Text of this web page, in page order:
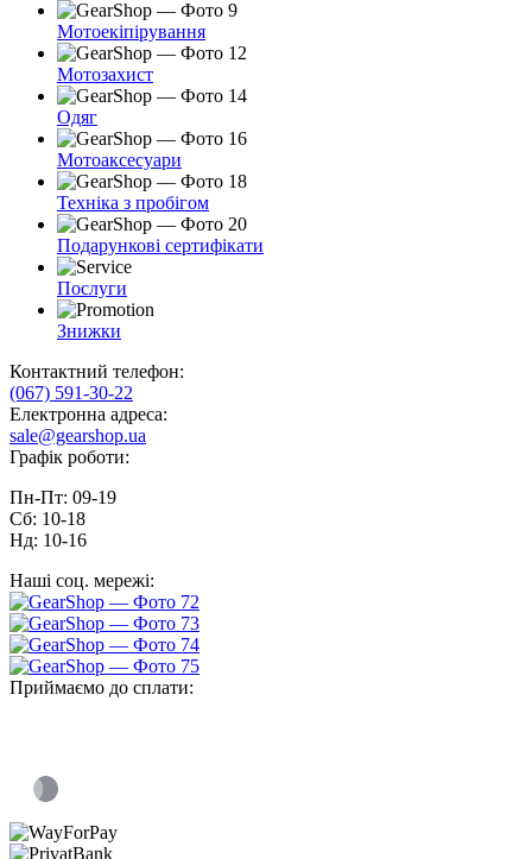
Мотоекіпірування
Мотозахист
Одяг
Мотоаксесуари
Техніка з пробігом
Подарункові сертифікати
Послуги
Знижки
Контактний телефон:
(067) 591-30-22
Електронна адреса:
sale@gearshop.ua
Графік роботи:
Пн-Пт: 09-19
Сб: 10-18
Нд: 10-16
Наші соц. мережі:
Приймаємо до сплати: